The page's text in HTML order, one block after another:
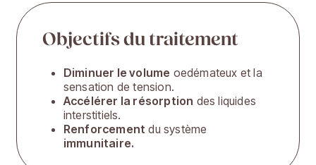
Objectifs du traitement
Diminuer le volume oedémateux et la
sensation de tension.
Accélérer la résorption des liquides
interstitiels.
Renforcement du système
immunitaire.